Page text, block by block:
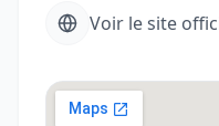
Voir le site